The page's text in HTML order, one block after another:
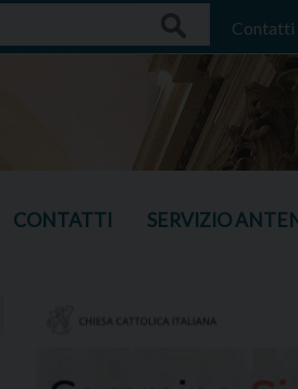
Contatti
CONTATTI SERVIZIO